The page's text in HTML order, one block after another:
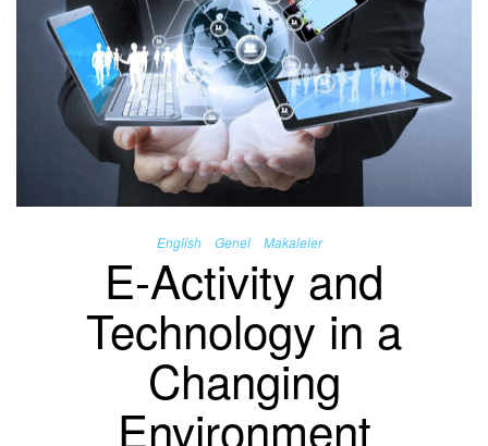
English Genel Makaleler
E-Activity and
Technology in a
Changing
Environment